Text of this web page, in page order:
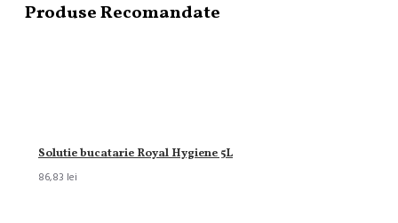
Produse Recomandate
Solutie bucatarie Royal Hygiene 5L
86,83 lei